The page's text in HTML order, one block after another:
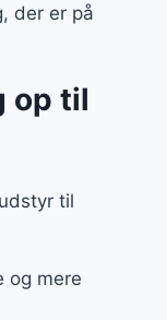
der er på
op til
til
og mere